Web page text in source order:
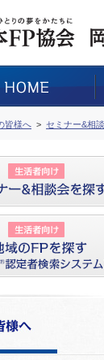
皆様へ セミナー&相